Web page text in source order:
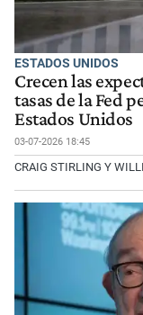
ESTADOS UNIDOS
Crecen las
tasas de la Fed
Estados Unidos
03-07-2026 18:45
CRAIG STIRLING Y